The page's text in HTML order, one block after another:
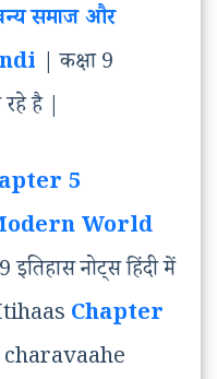
समाज और
| कक्षा 9
रहे है |
5
World
इतिहास नोट्स हिंदी में
Chapter